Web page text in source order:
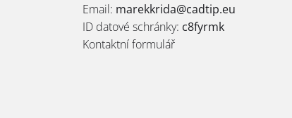
Email: marekkrida@cadtip.eu
ID datové schránky: c8fyrmk
Kontaktní formulář